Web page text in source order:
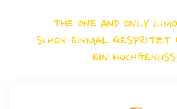
THE ONE AND ONLY
SCHON EINMAL GESPRITZT
EIN